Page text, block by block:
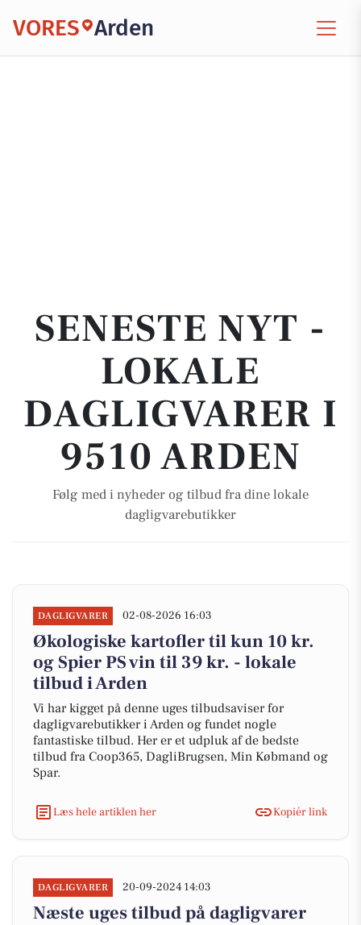
VORES Arden
SENESTE NYT -
LOKALE
DAGLIGVARER I
9510 ARDEN
Følg med i nyheder og tilbud fra dine lokale
dagligvarebutikker
DAGLIGVARER 02-08-2026 16:03
Økologiske kartofler til kun 10 kr.
og Spier PS vin til 39 kr. - lokale
tilbud i Arden
Vi har kigget på denne uges tilbudsaviser for
dagligvarebutikker i Arden og fundet nogle
fantastiske tilbud. Her er et udpluk af de bedste
tilbud fra Coop365, DagliBrugsen, Min Købmand og
Spar.
Læs hele artiklen her Kopiér link
DAGLIGVARER 20-09-2024 14:03
Næste uges tilbud på dagligvarer